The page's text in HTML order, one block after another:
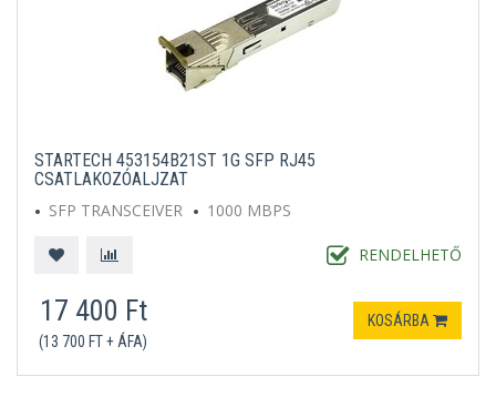
STARTECH 453154B21ST 1G SFP RJ45
CSATLAKOZÓALJZAT
SFP TRANSCEIVER
1000 MBPS
RENDELHETŐ
17 400 Ft
(13 700 FT + ÁFA)
KOSÁRBA